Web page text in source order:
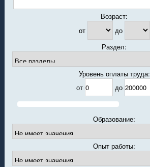
Возраст:
от
до
Раздел:
Уровень оплаты труда:
от
до
Образование:
Опыт работы: